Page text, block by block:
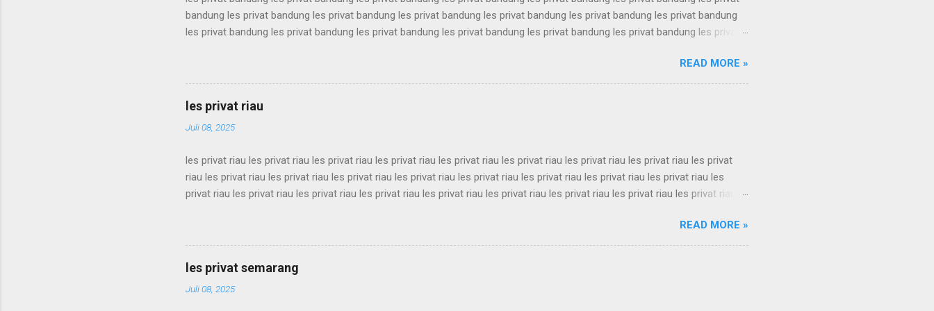
bandung les privat bandung les privat bandung les privat bandung les privat bandung les privat bandung les privat bandung
les privat bandung les privat bandung les privat bandung les privat bandung les privat bandung les privat bandung les privat
les privat bandung les privat bandung les privat bandung les privat bandung les privat bandung les privat bandung les privat
bandung les privat bandung les privat bandung les privat bandung les privat bandung les privat bandung les privat bandung
les privat bandung les privat bandung les privat bandung les privat bandung les privat bandung les privat bandung les privat
bandung les privat bandung les privat bandung les privat bandung les privat bandung ...
READ MORE »
les privat riau
Juli 08, 2025
les privat riau les privat riau les privat riau les privat riau les privat riau les privat riau les privat riau les privat riau les privat
riau les privat riau les privat riau les privat riau les privat riau les privat riau les privat riau les privat riau les privat riau les
privat riau les privat riau les privat riau les privat riau les privat riau les privat riau les privat riau les privat riau les privat riau
riau les privat riau les privat riau les privat riau les privat riau les privat riau les privat riau les privat riau les privat riau les
privat riau les privat riau les privat riau les privat riau les privat riau les privat riau les privat riau les privat riau les privat riau
les privat riau les privat riau les privat riau les privat riau les privat riau les privat riau les privat ria...
READ MORE »
les privat semarang
Juli 08, 2025